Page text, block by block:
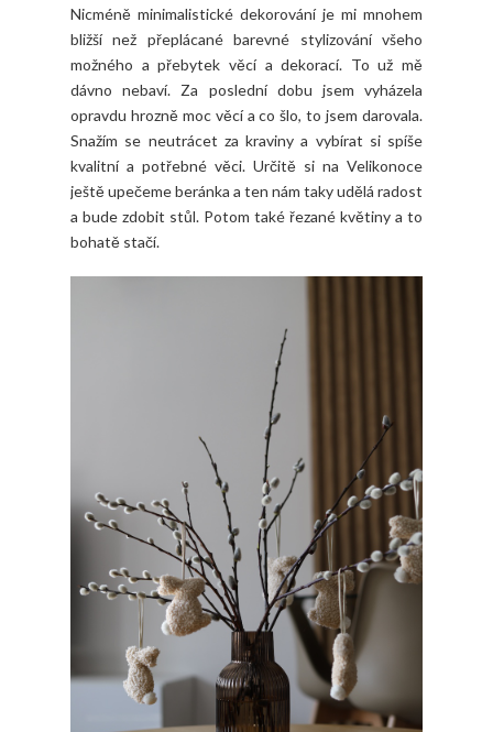
Nicméně minimalistické dekorování je mi mnohem
bližší než přeplácané barevné stylizování všeho
možného a přebytek věcí a dekorací. To už mě
dávno nebaví. Za poslední dobu jsem vyházela
opravdu hrozně moc věcí a co šlo, to jsem darovala.
Snažím se neutrácet za kraviny a vybírat si spíše
kvalitní a potřebné věci. Určitě si na Velikonoce
ještě upečeme beránka a ten nám taky udělá radost
a bude zdobit stůl. Potom také řezané květiny a to
bohatě stačí.